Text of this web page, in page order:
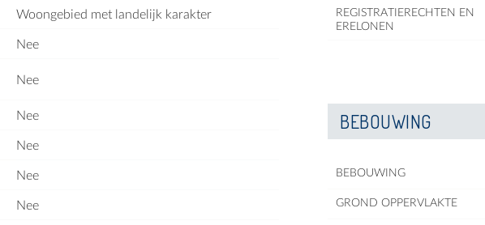
Woongebied met landelijk karakter
Nee
Nee
Nee
Nee
Nee
Nee
REGISTRATIERECHTEN EN
ERELONEN
BEBOUWING
BEBOUWING
GROND OPPERVLAKTE